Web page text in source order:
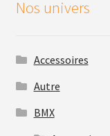
Nos univers
Accessoires
Autre
BMX